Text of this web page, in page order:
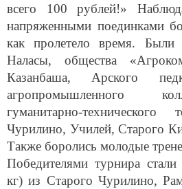
всего 100 рублей!»
напряженными поединками
как пролетело время.
Наласы, общества
Казанбаша, Арского
агропромышленного
гуманитарно-технического
Чурилино, Училей, Старого
Также боролись молодые
Победителями турнира
кг) из Старого Чурилино,